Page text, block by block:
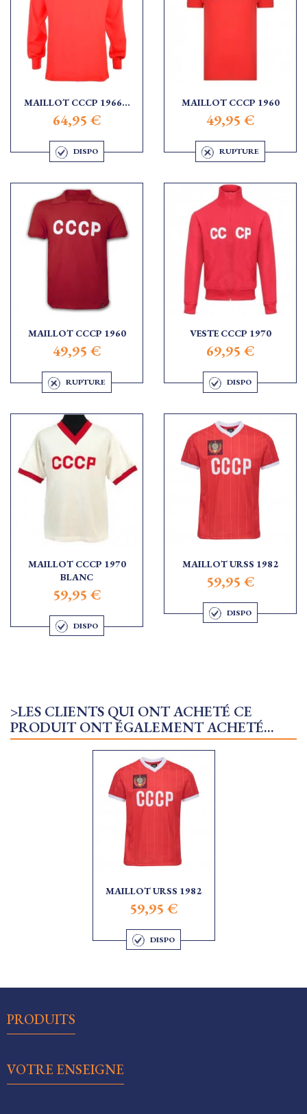
MAILLOT CCCP 1966...
64,95 €
DISPO
MAILLOT CCCP 1960
49,95 €
RUPTURE
MAILLOT CCCP 1960
49,95 €
RUPTURE
VESTE CCCP 1970
69,95 €
DISPO
MAILLOT CCCP 1970
BLANC
59,95 €
DISPO
MAILLOT URSS 1982
59,95 €
DISPO
>LES CLIENTS QUI ONT ACHETÉ CE
PRODUIT ONT ÉGALEMENT ACHETÉ...
MAILLOT URSS 1982
59,95 €
DISPO
PRODUITS
VOTRE ENSEIGNE